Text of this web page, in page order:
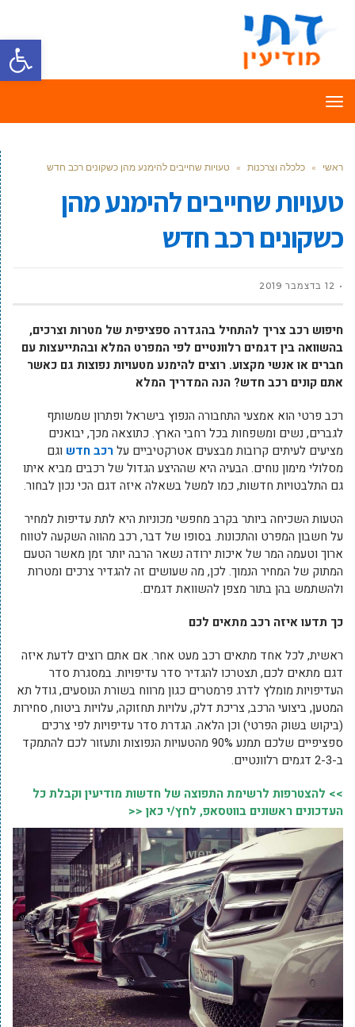
פתח
תפריט
ראשי » כלכלה וצרכנות » טעויות שחייבים להימנע מהן כשקונים רכב חדש
טעויות שחייבים להימנע מהן
כשקונים רכב חדש
12 בדצמבר 2019
חיפוש רכב צריך להתחיל בהגדרה ספציפית של מטרות וצרכים,
בהשוואה בין דגמים רלוונטיים לפי המפרט המלא ובהתייעצות עם
חברים או אנשי מקצוע. רוצים להימנע מטעויות נפוצות גם כאשר
אתם קונים רכב חדש? הנה המדריך המלא
רכב פרטי הוא אמצעי התחבורה הנפוץ בישראל ופתרון שמשותף
לגברים, נשים ומשפחות בכל רחבי הארץ. כתוצאה מכך, יבואנים
מציעים לעיתים קרובות מבצעים אטרקטיביים עלרכב חדש וגם
מסלולי מימון נוחים. הבעיה היא שההיצע הגדול של רכבים מביא איתו
גם התלבטויות חדשות, כמו למשל בשאלה איזה דגם הכי נכון לבחור.
הטעות השכיחה ביותר בקרב מחפשי מכוניות היא לתת עדיפות למחיר
על חשבון המפרט והתכונות. בסופו של דבר, רכב מהווה השקעה לטווח
ארוך וטעמה המר של איכות ירודה נשאר הרבה יותר זמן מאשר הטעם
המתוק של המחיר הנמוך. לכן, מה שעושים זה להגדיר צרכים ומטרות
ולהשתמש בהן בתור מצפן להשוואת דגמים.
כך תדעו איזה רכב מתאים לכם
ראשית, לכל אחד מתאים רכב מעט אחר. אם אתם רוצים לדעת איזה
דגם מתאים לכם, תצטרכו להגדיר סדר עדיפויות. במסגרת סדר
העדיפויות מומלץ לדרג פרמטרים כגון מרווח בשורת הנוסעים, גודל תא
המטען, ביצועי הרכב, צריכת דלק, עלויות תחזוקה, עלויות ביטוח, סחירות
(ביקוש בשוק הפרטי) וכן הלאה. הגדרת סדר עדיפויות לפי צרכים
ספציפיים שלכם תמנע 90% מהטעויות הנפוצות ותעזור לכם להתמקד
ב-2-3 דגמים רלוונטיים.
>> להצטרפות לרשימת התפוצה של חדשות מודיעין וקבלת כל
העדכונים ראשונים בווטסאפ, לחץ/י כאן <<